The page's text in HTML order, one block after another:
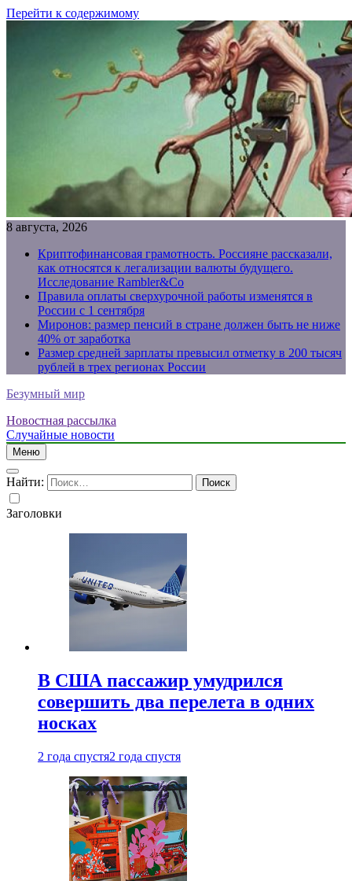
Перейти к содержимому
8 августа, 2026
Криптофинансовая грамотность. Россияне рассказали,
как относятся к легализации валюты будущего.
Исследование Rambler&Co
Правила оплаты сверхурочной работы изменятся в
России с 1 сентября
Миронов: размер пенсий в стране должен быть не ниже
40% от заработка
Размер средней зарплаты превысил отметку в 200 тысяч
рублей в трех регионах России
Безумный мир
Новостная рассылка
Случайные новости
Меню
Найти:
Заголовки
В США пассажир умудрился
совершить два перелета в одних
носках
2 года спустя2 года спустя